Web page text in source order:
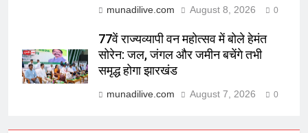
munadilive.com August 8, 2026 0
77वें राज्यव्यापी वन महोत्सव में बोले हेमंत
सोरेन: जल, जंगल और जमीन बचेंगे तभी
समृद्ध होगा झारखंड
munadilive.com August 7, 2026 0